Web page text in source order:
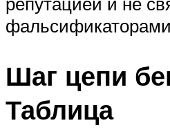
Шаг цепи
Таблица